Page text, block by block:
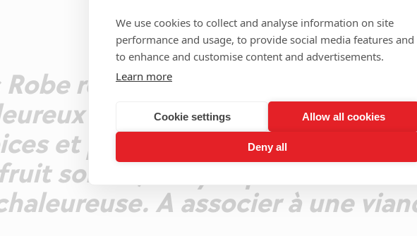
We use cookies to collect and analyse information on site
performance and usage, to provide social media features and
to enhance and customise content and advertisements.
Learn more
Cookie settings Allow all cookies
Deny all
COMMENT
Robe rouge soutenu, reflets
mêlant baies rouges et
et plantes sauvages.
solaire, relayée par une
A associer à une